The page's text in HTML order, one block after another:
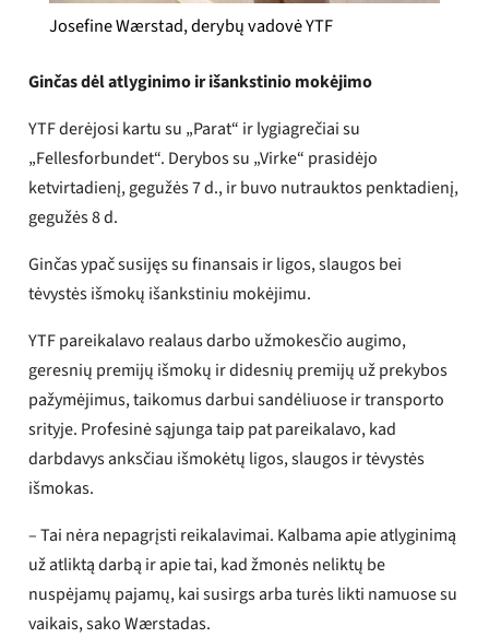
Josefine Wærstad, derybų vadovė YTF
Ginčas dėl atlyginimo ir išankstinio mokėjimo
YTF derėjosi kartu su „Parat“ ir lygiagrečiai su
„Fellesforbundet“. Derybos su „Virke“ prasidėjo
ketvirtadienį, gegužės 7 d., ir buvo nutrauktos penktadienį,
gegužės 8 d.
Ginčas ypač susijęs su finansais ir ligos, slaugos bei
tėvystės išmokų išankstiniu mokėjimu.
YTF pareikalavo realaus darbo užmokesčio augimo,
geresnių premijų išmokų ir didesnių premijų už prekybos
pažymėjimus, taikomus darbui sandėliuose ir transporto
srityje. Profesinė sąjunga taip pat pareikalavo, kad
darbdavys anksčiau išmokėtų ligos, slaugos ir tėvystės
išmokas.
– Tai nėra nepagrįsti reikalavimai. Kalbama apie atlyginimą
už atliktą darbą ir apie tai, kad žmonės neliktų be
nuspėjamų pajamų, kai susirgs arba turės likti namuose su
vaikais, sako Wærstadas.